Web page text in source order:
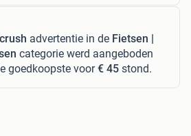
advertentie in de Fietsen |
categorie werd aangeboden
goedkoopste voor€ 45 stond.